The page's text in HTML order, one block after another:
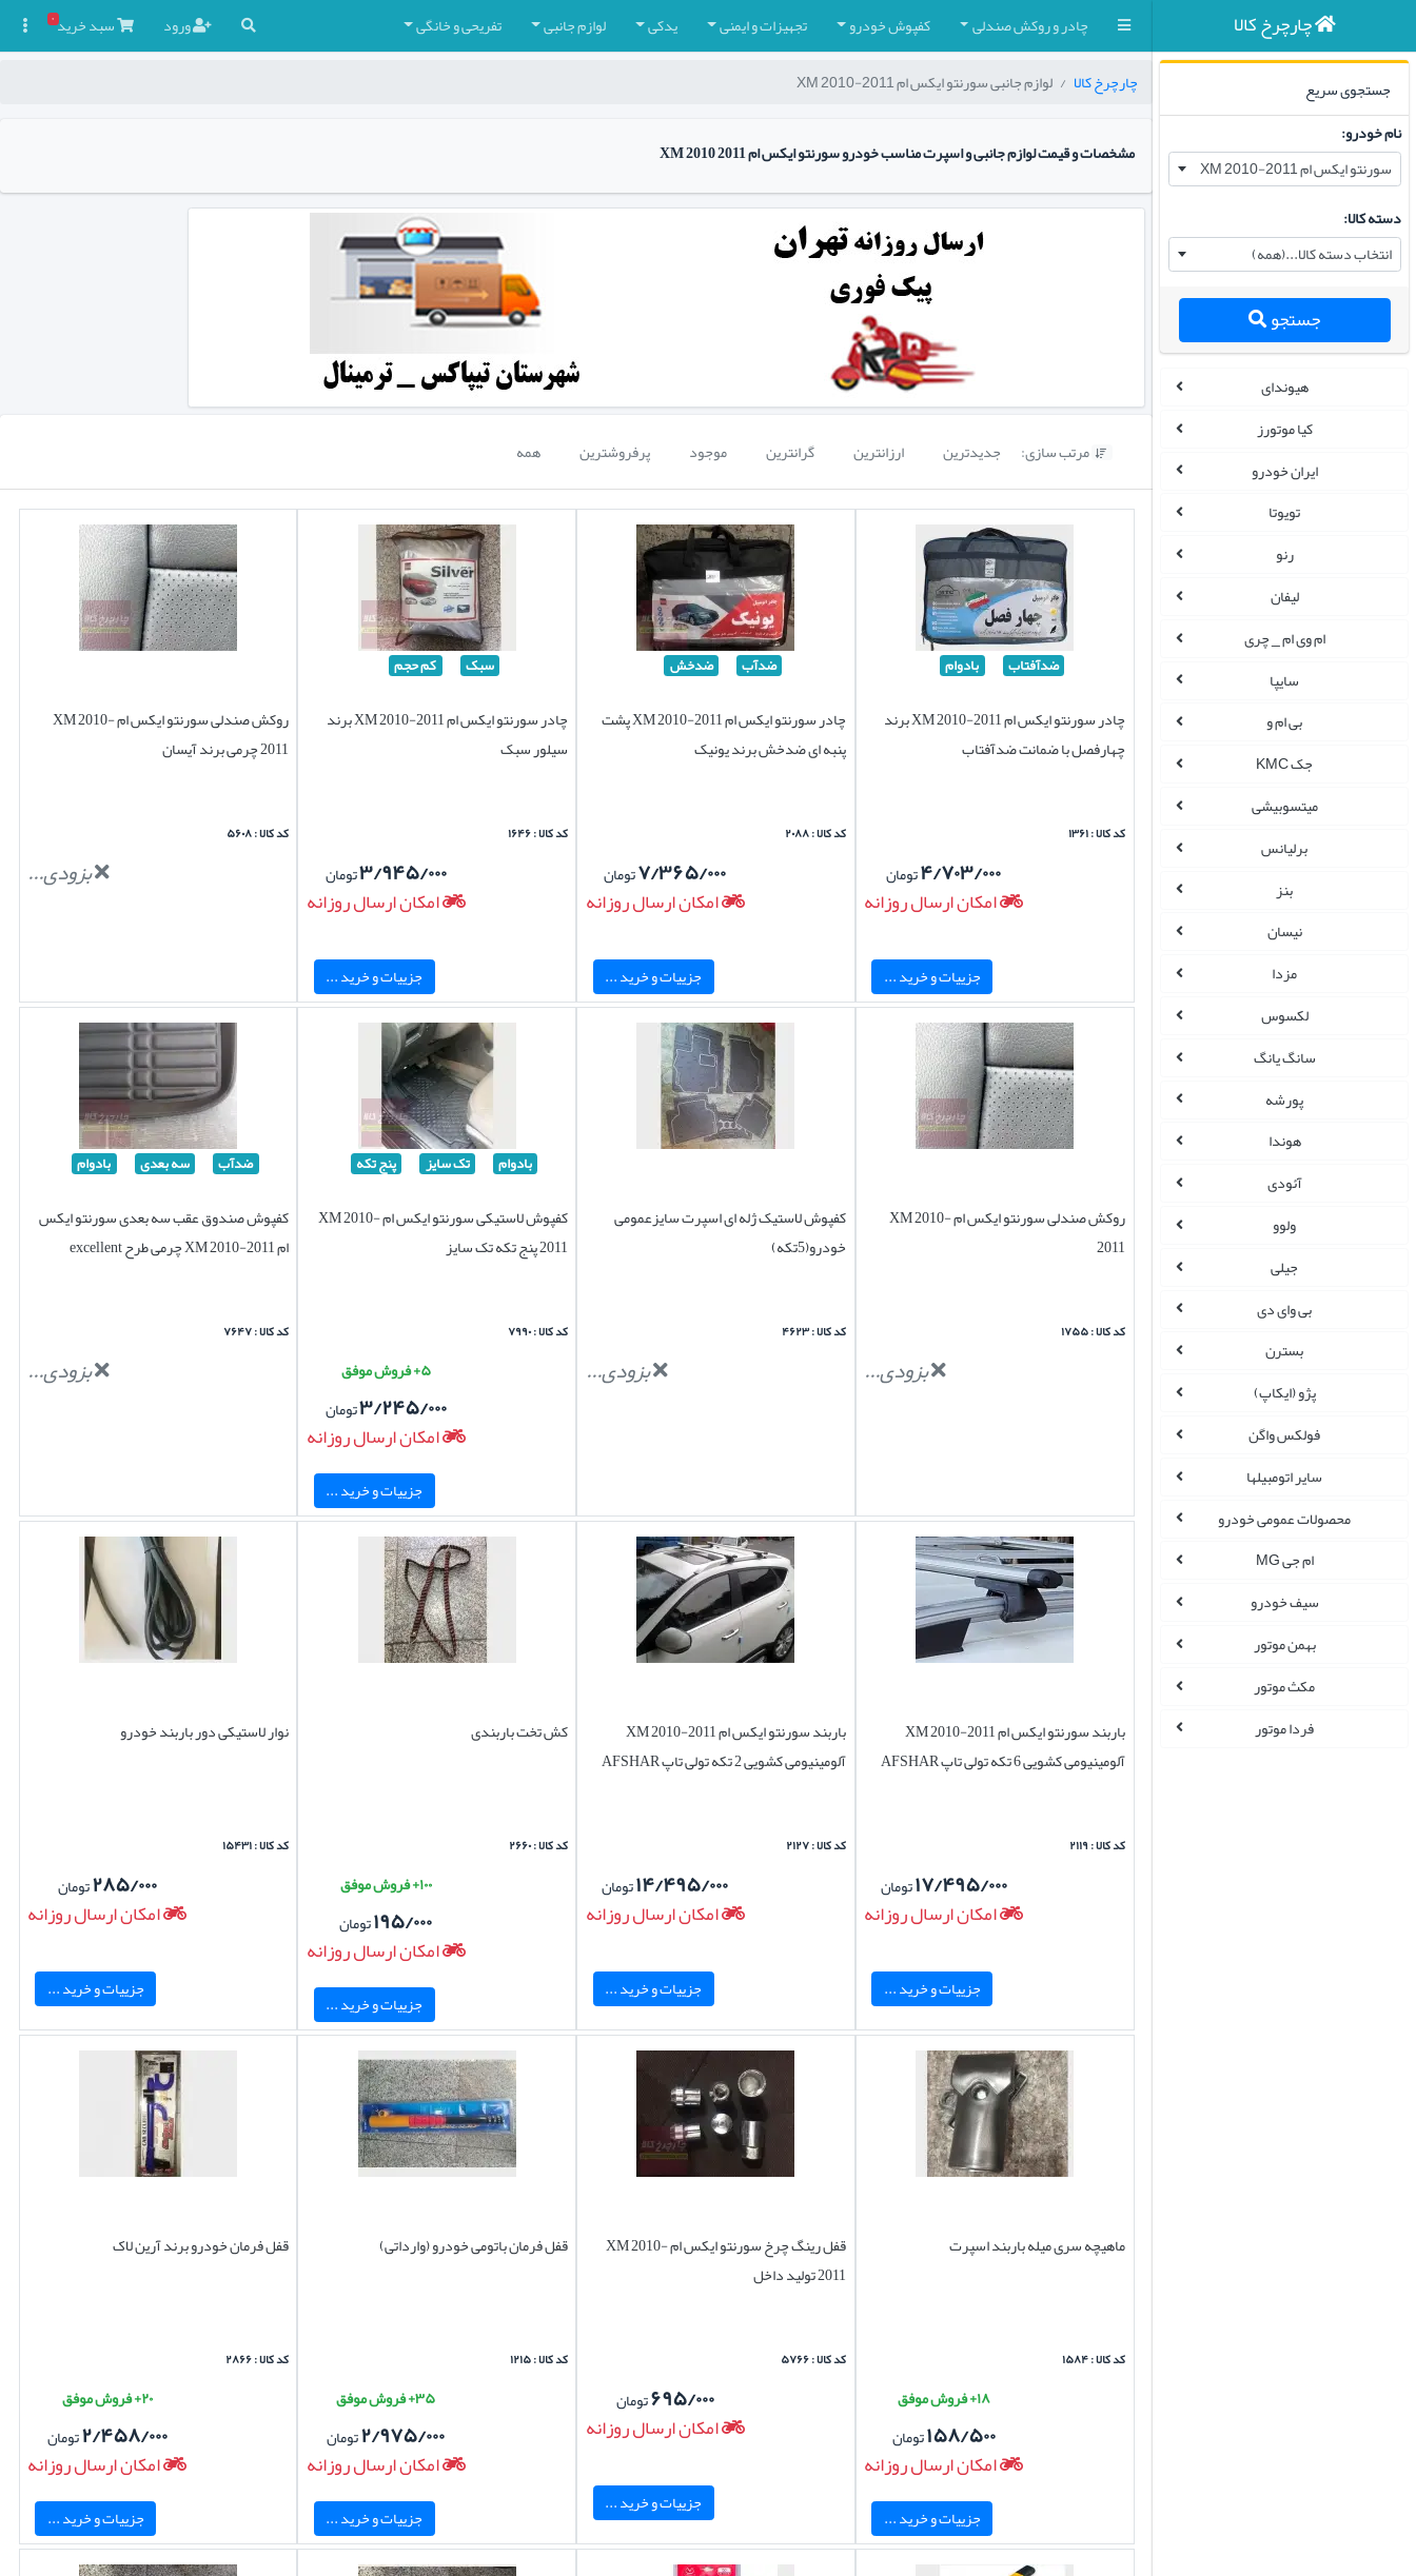
چادر و روکش صندلی کفپوش خودرو تجهیزات و ایمنی یدکی لوازم جانبی تفریحی و خانگی ورود سبدخرید۰ چارچرخ کالا
جستجوی سریع
نام خودرو:
سورنتو ایکس ام XM 2010-2011
دسته کالا:
انتخاب دسته کالا...(همه)
جستجو
هیوندای
کیا موتورز
ایران خودرو
تویوتا
رنو
لیفان
ام وی ام _ چری
سایپا
بی ام و
جک KMC
میتسوبیشی
برلیانس
بنز
نیسان
مزدا
لکسوس
سانگ یانگ
پورشه
هوندا
آئودی
ولوو
جیلی
بی وای دی
بسترن
پژو (ایکاپ)
فولکس واگن
سایر اتومبیلها
محصولات عمومی خودرو
ام جی MG
سیف خودرو
بهمن موتور
مکث موتور
فردا موتور
چارچرخ کالا لوازم جانبی سورنتو ایکس ام XM 2010-2011
مشخصات و قیمت لوازم جانبی و اسپرت مناسب خودرو سورنتو ایکس ام XM 2010 2011
 مرتب سازی: جدیدترین ارزانترین گرانترین موجود پرفروشترین همه
ضدآفتاب بادوام
چادر سورنتو ایکس ام XM 2010-2011 برند
چهارفصل با ضمانت ضدآفتاب
کد کالا : ۱۳۶۱
۴/۷۰۳/۰۰۰تومان
امکان ارسال روزانه
جزییات و خرید ...
ضدآب ضدخش
چادر سورنتو ایکس ام XM 2010-2011 پشت
پنبه ای ضدخش برند یونیک
کد کالا : ۲۰۸۸
۷/۳۶۵/۰۰۰تومان
امکان ارسال روزانه
جزییات و خرید ...
سبک کم حجم
چادر سورنتو ایکس ام XM 2010-2011 برند
سیلور سبک
کد کالا : ۱۶۴۶
۳/۹۴۵/۰۰۰تومان
امکان ارسال روزانه
جزییات و خرید ...
روکش صندلی سورنتو ایکس ام XM 2010-
2011 چرمی برند آیسان
کد کالا : ۵۶۰۸
بزودی...
روکش صندلی سورنتو ایکس ام XM 2010-
2011
کد کالا : ۱۷۵۵
بزودی...
کفپوش لاستیک ژله ای اسپرت سایزعمومی
خودرو(5تکه)
کد کالا : ۴۶۲۳
بزودی...
بادوام تک سایز پنج تکه
کفپوش لاستیکی سورنتو ایکس ام XM 2010-
2011 پنج تکه تک سایز
کد کالا : ۷۹۹۰
۵+ فروش موفق
۳/۲۴۵/۰۰۰تومان
امکان ارسال روزانه
جزییات و خرید ...
ضدآب سه بعدی بادوام
کفپوش صندوق عقب سه بعدی سورنتو ایکس
ام XM 2010-2011 چرمی طرح excellent
کد کالا : ۷۶۴۷
بزودی...
باربند سورنتو ایکس ام XM 2010-2011
آلومینیومی کشویی 6 تکه تولی تاپ AFSHAR
کد کالا : ۲۱۱۹
۱۷/۴۹۵/۰۰۰تومان
امکان ارسال روزانه
جزییات و خرید ...
باربند سورنتو ایکس ام XM 2010-2011
آلومینیومی کشویی 2 تکه تولی تاپ AFSHAR
کد کالا : ۲۱۲۷
۱۴/۴۹۵/۰۰۰تومان
امکان ارسال روزانه
جزییات و خرید ...
کش تخت باربندی
کد کالا : ۲۶۶۰
۱۰۰+ فروش موفق
۱۹۵/۰۰۰تومان
امکان ارسال روزانه
جزییات و خرید ...
نوار لاستیکی دور باربند خودرو
کد کالا : ۱۵۴۳۱
۲۸۵/۰۰۰تومان
امکان ارسال روزانه
جزییات و خرید ...
ماهیچه سری میله باربند اسپرت
کد کالا : ۱۵۸۴
۱۸+ فروش موفق
۱۵۸/۵۰۰تومان
امکان ارسال روزانه
جزییات و خرید ...
قفل رینگ چرخ سورنتو ایکس ام XM 2010-
2011 تولید داخل
کد کالا : ۵۷۶۶
۶۹۵/۰۰۰تومان
امکان ارسال روزانه
جزییات و خرید ...
قفل فرمان باتومی خودرو (وارداتی)
کد کالا : ۱۲۱۵
۳۵+ فروش موفق
۲/۹۷۵/۰۰۰تومان
امکان ارسال روزانه
جزییات و خرید ...
قفل فرمان خودرو برند آرین لاک
کد کالا : ۲۸۶۶
۲۰+ فروش موفق
۲/۴۵۸/۰۰۰تومان
امکان ارسال روزانه
جزییات و خرید ...